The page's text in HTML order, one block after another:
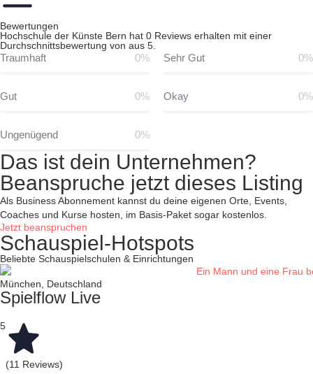
Bewertungen
Hochschule der Künste Bern hat 0 Reviews erhalten mit einer
Durchschnittsbewertung von aus 5.
Traumhaft 0% Sehr Gut 0%
Gut 0% Okay 0%
Ungenügend 0%
Das ist dein Unternehmen?
Beanspruche jetzt dieses Listing
Als Business Abonnement kannst du deine eigenen Orte, Events,
Coaches und Kurse hosten, im Basis-Paket sogar kostenlos.
Jetzt beanspruchen
Schauspiel-Hotspots
Beliebte Schauspielschulen & Einrichtungen
München, Deutschland
Spielflow Live
5
(11 Reviews)